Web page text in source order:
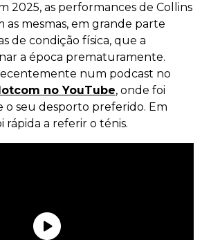
2025, as performances de Collins
as mesmas, em grande parte
de condição física, que a
a época prematuramente.
num podcast no
no YouTube, onde foi
o seu desporto preferido. Em
rápida a referir o ténis.